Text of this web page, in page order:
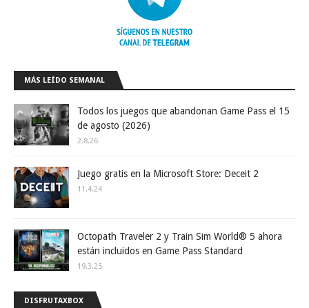
MÁS LEÍDO SEMANAL
Todos los juegos que abandonan Game Pass el 15
de agosto (2026)
2.8.26
Juego gratis en la Microsoft Store: Deceit 2
11.4.24
Octopath Traveler 2 y Train Sim World® 5 ahora
están incluidos en Game Pass Standard
19.3.25
DISFRUTAXBOX